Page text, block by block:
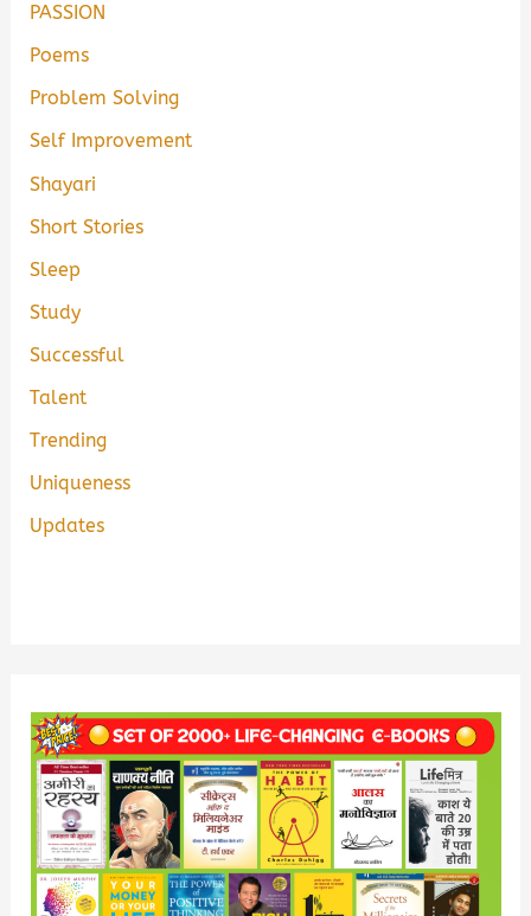
PASSION
Poems
Problem Solving
Self Improvement
Shayari
Short Stories
Sleep
Study
Successful
Talent
Trending
Uniqueness
Updates